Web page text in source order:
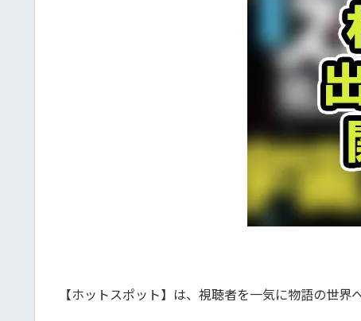
【ホットスポット】は、視聴者を一気に物語の世界